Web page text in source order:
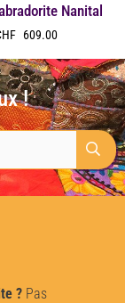
Nanital
609.00
!
? Pas